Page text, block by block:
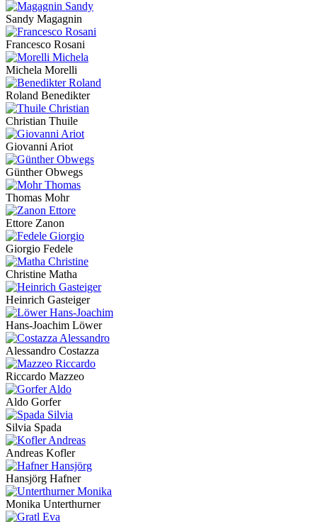
Sandy Magagnin
Francesco Rosani
Michela Morelli
Roland Benedikter
Christian Thuile
Giovanni Ariot
Günther Obwegs
Thomas Mohr
Ettore Zanon
Giorgio Fedele
Christine Matha
Heinrich Gasteiger
Hans-Joachim Löwer
Alessandro Costazza
Riccardo Mazzeo
Aldo Gorfer
Silvia Spada
Andreas Kofler
Hansjörg Hafner
Monika Unterthurner